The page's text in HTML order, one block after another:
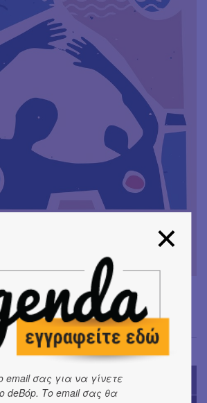
EVENTS
email σας για να γίνετε
deBόp. Το email σας θα